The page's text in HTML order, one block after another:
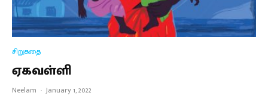
சிறுகதை
ஏகவள்ளி
Neelam · January 1, 2022